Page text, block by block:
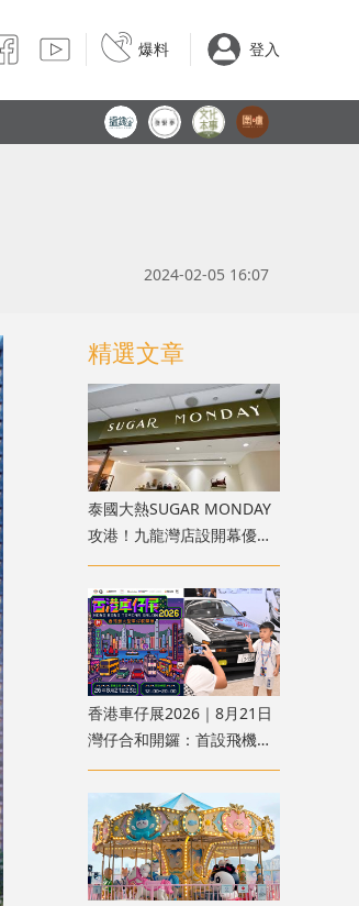
爆料 登入
2024-02-05 16:07
精選文章
泰國大熱SUGAR MONDAY
攻港！九龍灣店設開幕優惠
必掃香港限定款、半月包/方
糖包
香港車仔展2026｜8月21日
灣仔合和開鑼：首設飛機模
型區、100+首發產品 附購
票方法